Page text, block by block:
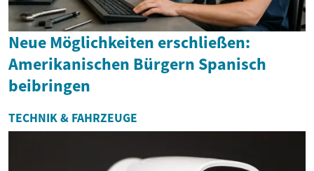
Neue Möglichkeiten erschließen:
Amerikanischen Bürgern Spanisch
beibringen
TECHNIK & FAHRZEUGE